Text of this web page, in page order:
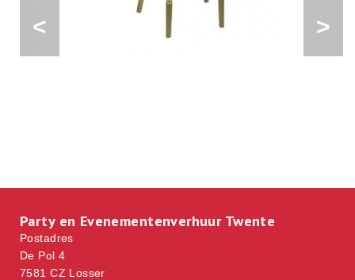
< >
Party en Evenementenverhuur Twente
Postadres
De Pol 4
7581 CZ Losser